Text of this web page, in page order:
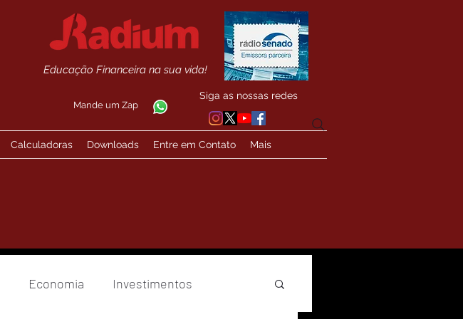
Educação Financeira na sua vida!
Mande um Zap
Siga as nossas redes
Calculadoras Downloads Entre em Contato Mais
Economia Investimentos